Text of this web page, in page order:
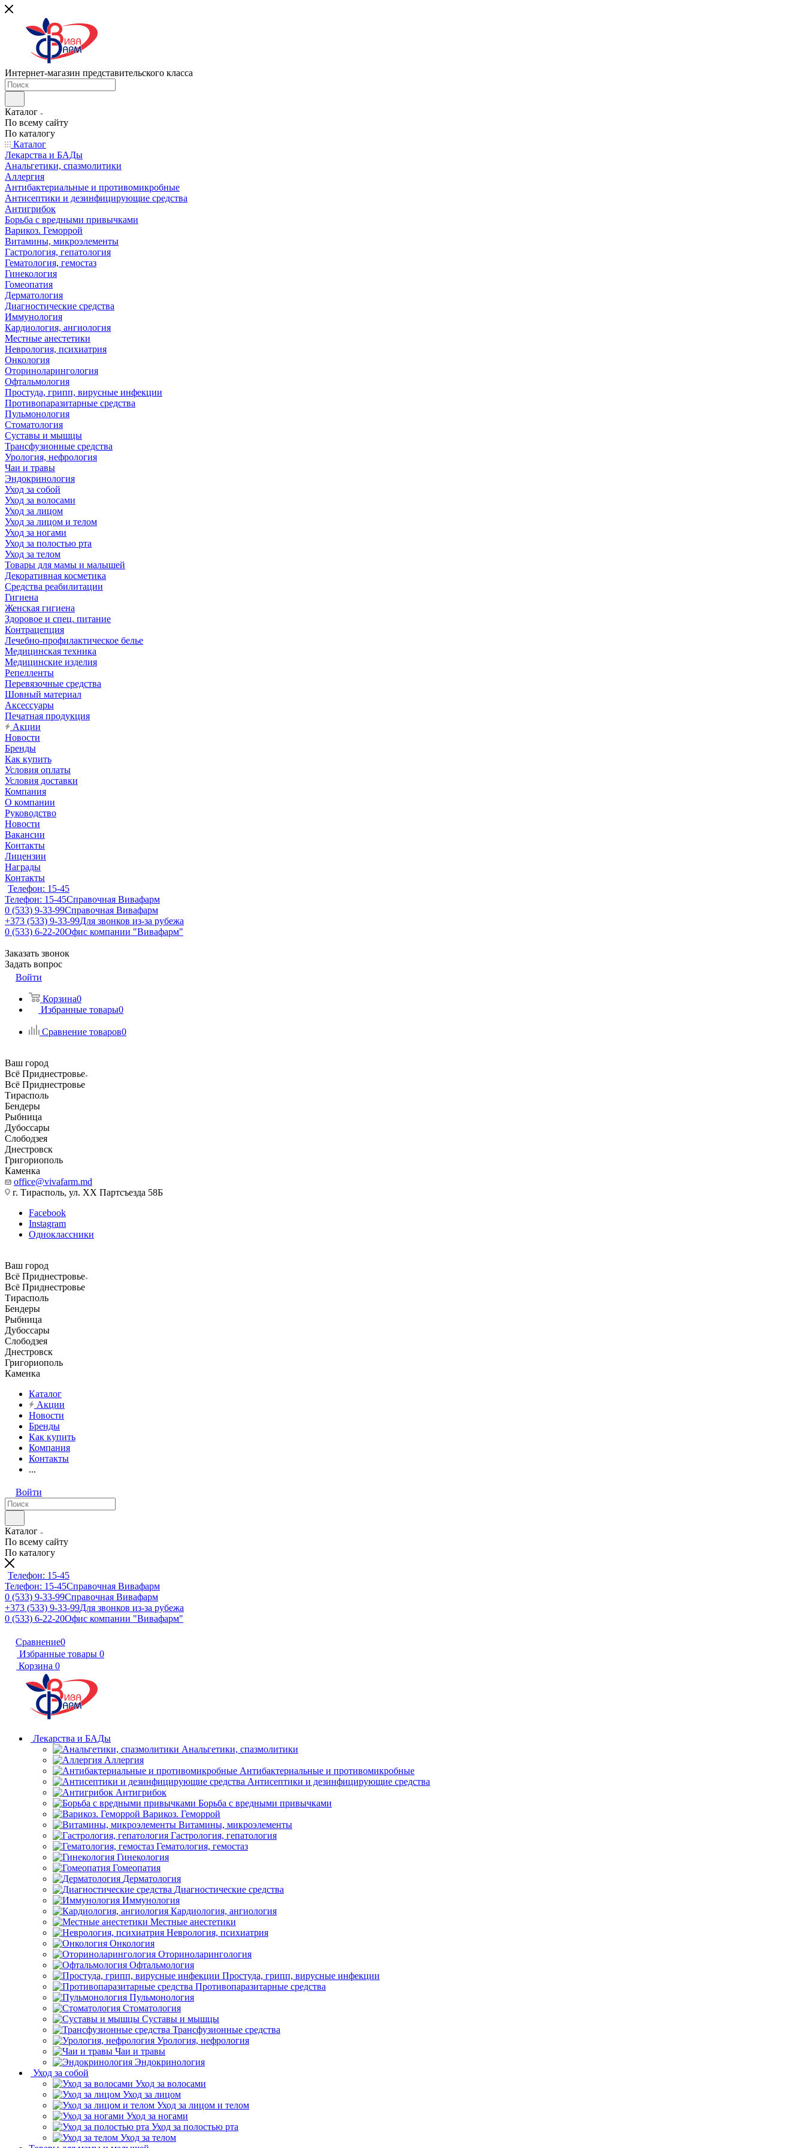
Интернет-магазин представительского класса
Каталог
По всему сайту
По каталогу
Каталог
Лекарства и БАДы
Анальгетики, спазмолитики
Аллергия
Антибактериальные и противомикробные
Антисептики и дезинфицирующие средства
Антигрибок
Борьба с вредными привычками
Варикоз. Геморрой
Витамины, микроэлементы
Гастрология, гепатология
Гематология, гемостаз
Гинекология
Гомеопатия
Дерматология
Диагностические средства
Иммунология
Кардиология, ангиология
Местные анестетики
Неврология, психиатрия
Онкология
Оториноларингология
Офтальмология
Простуда, грипп, вирусные инфекции
Противопаразитарные средства
Пульмонология
Стоматология
Суставы и мышцы
Трансфузионные средства
Урология, нефрология
Чаи и травы
Эндокринология
Уход за собой
Уход за волосами
Уход за лицом
Уход за лицом и телом
Уход за ногами
Уход за полостью рта
Уход за телом
Товары для мамы и малышей
Декоративная косметика
Средства реабилитации
Гигиена
Женская гигиена
Здоровое и спец. питание
Контрацепция
Лечебно-профилактическое белье
Медицинская техника
Медицинские изделия
Репелленты
Перевязочные средства
Шовный материал
Аксессуары
Печатная продукция
Акции
Новости
Бренды
Как купить
Условия оплаты
Условия доставки
Компания
О компании
Руководство
Новости
Вакансии
Контакты
Лицензии
Награды
Контакты
Телефон: 15-45
Телефон: 15-45Справочная Вивафарм
0 (533) 9-33-99Справочная Вивафарм
+373 (533) 9-33-99Для звонков из-за рубежа
0 (533) 6-22-20Офис компании "Вивафарм"
Заказать звонок
Задать вопрос
Войти
Корзина0
Избранные товары0
Сравнение товаров0
Ваш город
Всё Приднестровье
Всё Приднестровье
Тирасполь
Бендеры
Рыбница
Дубоссары
Слободзея
Днестровск
Григориополь
Каменка
office@vivafarm.md
г. Тирасполь, ул. ХХ Партсъезда 58Б
Facebook
Instagram
Одноклассники
Ваш город
Всё Приднестровье
Всё Приднестровье
Тирасполь
Бендеры
Рыбница
Дубоссары
Слободзея
Днестровск
Григориополь
Каменка
Каталог
Акции
Новости
Бренды
Как купить
Компания
Контакты
...
Войти
Каталог
По всему сайту
По каталогу
Телефон: 15-45
Телефон: 15-45Справочная Вивафарм
0 (533) 9-33-99Справочная Вивафарм
+373 (533) 9-33-99Для звонков из-за рубежа
0 (533) 6-22-20Офис компании "Вивафарм"
Сравнение0
Избранные товары 0
Корзина 0
Лекарства и БАДы
Анальгетики, спазмолитики
Аллергия
Антибактериальные и противомикробные
Антисептики и дезинфицирующие средства
Антигрибок
Борьба с вредными привычками
Варикоз. Геморрой
Витамины, микроэлементы
Гастрология, гепатология
Гематология, гемостаз
Гинекология
Гомеопатия
Дерматология
Диагностические средства
Иммунология
Кардиология, ангиология
Местные анестетики
Неврология, психиатрия
Онкология
Оториноларингология
Офтальмология
Простуда, грипп, вирусные инфекции
Противопаразитарные средства
Пульмонология
Стоматология
Суставы и мышцы
Трансфузионные средства
Урология, нефрология
Чаи и травы
Эндокринология
Уход за собой
Уход за волосами
Уход за лицом
Уход за лицом и телом
Уход за ногами
Уход за полостью рта
Уход за телом